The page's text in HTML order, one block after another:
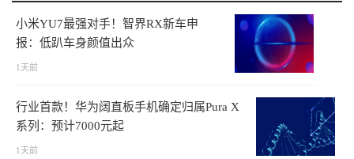
小米YU7最强对手！智界RX新车申
报：低趴车身颜值出众
1天前
行业首款！华为阔直板手机确定归属Pura X
系列：预计7000元起
1天前